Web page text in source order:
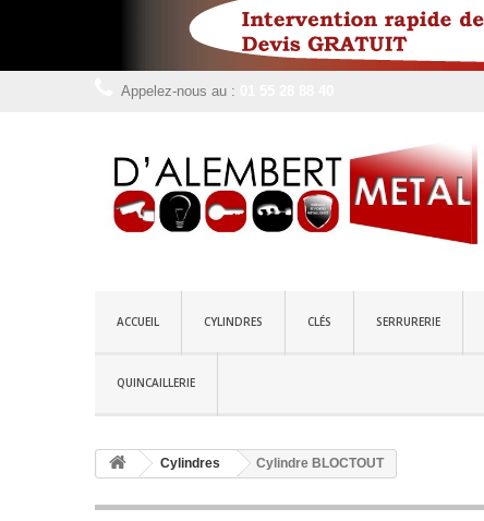
Appelez-nous au :
ACCUEIL CYLINDRES CLÉS SERRURERIE
QUINCAILLERIE
Cylindres Cylindre BLOCTOUT